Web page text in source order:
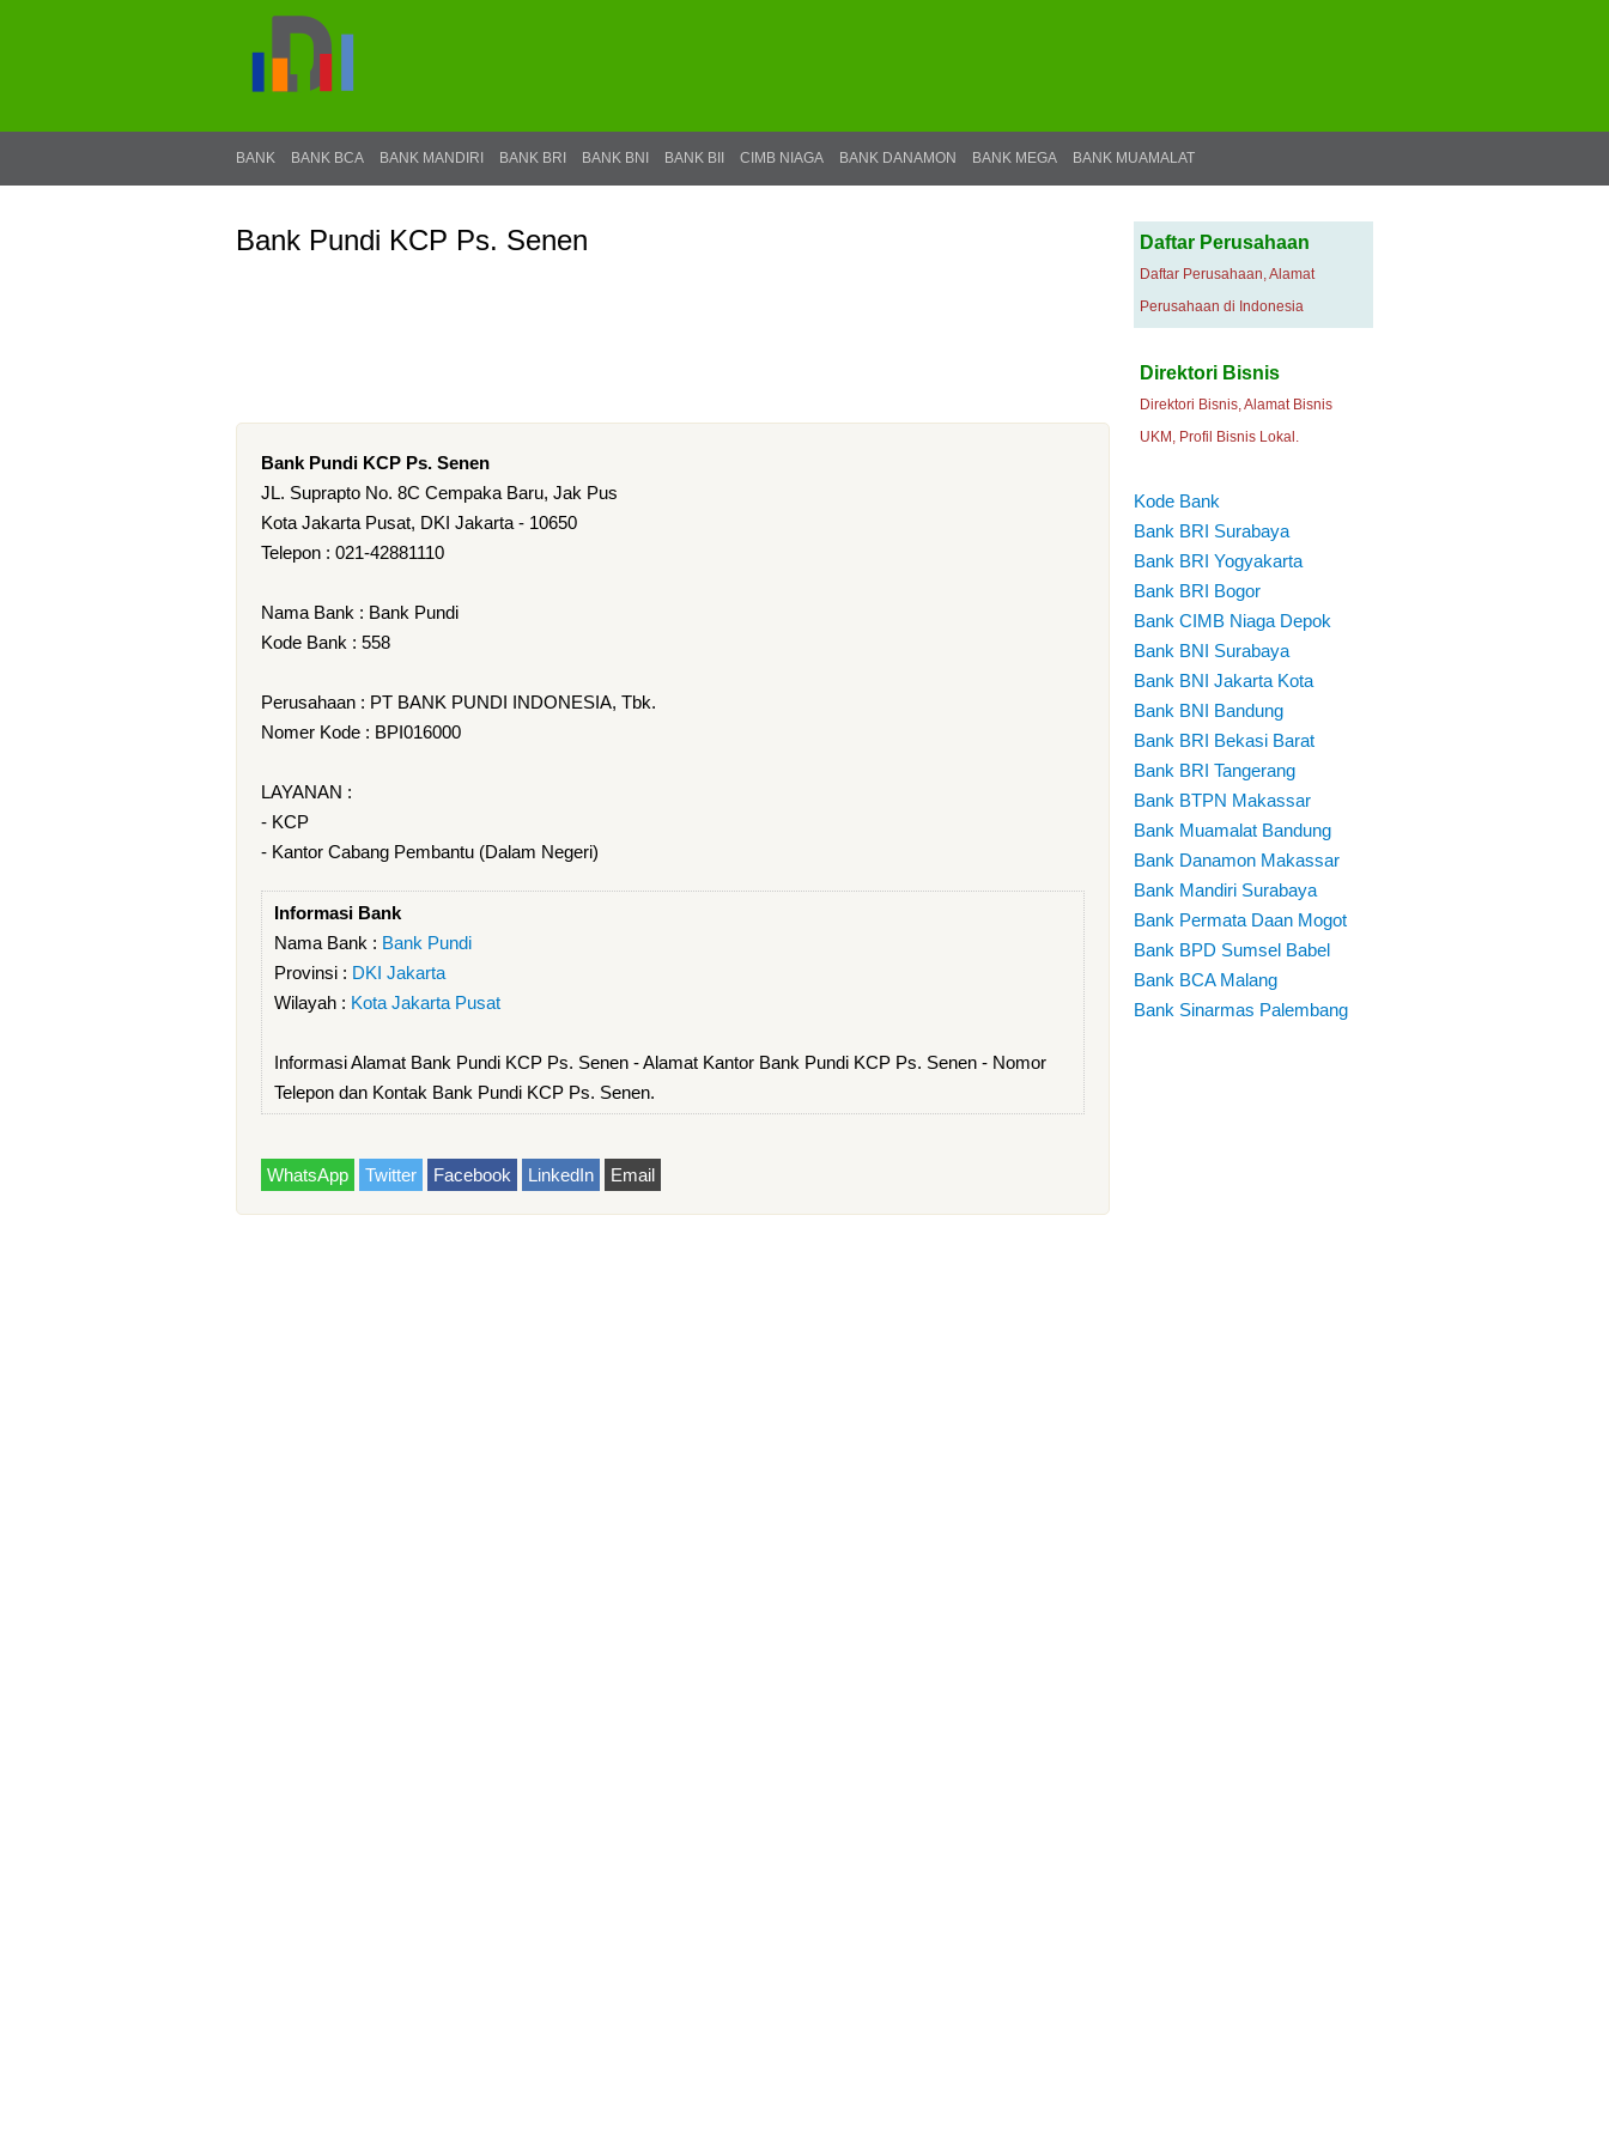
BANK BANK BCA BANK MANDIRI BANK BRI BANK BNI BANK BII CIMB NIAGA BANK DANAMON BANK MEGA BANK MUAMALAT
Bank Pundi KCP Ps. Senen
Bank Pundi KCP Ps. Senen
JL. Suprapto No. 8C Cempaka Baru, Jak Pus
Kota Jakarta Pusat, DKI Jakarta - 10650
Telepon : 021-42881110
Nama Bank : Bank Pundi
Kode Bank : 558
Perusahaan : PT BANK PUNDI INDONESIA, Tbk.
Nomer Kode : BPI016000
LAYANAN :
- KCP
- Kantor Cabang Pembantu (Dalam Negeri)
Informasi Bank
Nama Bank : Bank Pundi
Provinsi : DKI Jakarta
Wilayah : Kota Jakarta Pusat
Informasi Alamat Bank Pundi KCP Ps. Senen - Alamat Kantor Bank Pundi KCP Ps. Senen - Nomor
Telepon dan Kontak Bank Pundi KCP Ps. Senen.
WhatsApp Twitter Facebook LinkedIn Email
Daftar Perusahaan
Daftar Perusahaan, Alamat
Perusahaan di Indonesia
Direktori Bisnis
Direktori Bisnis, Alamat Bisnis
UKM, Profil Bisnis Lokal.
Kode Bank
Bank BRI Surabaya
Bank BRI Yogyakarta
Bank BRI Bogor
Bank CIMB Niaga Depok
Bank BNI Surabaya
Bank BNI Jakarta Kota
Bank BNI Bandung
Bank BRI Bekasi Barat
Bank BRI Tangerang
Bank BTPN Makassar
Bank Muamalat Bandung
Bank Danamon Makassar
Bank Mandiri Surabaya
Bank Permata Daan Mogot
Bank BPD Sumsel Babel
Bank BCA Malang
Bank Sinarmas Palembang